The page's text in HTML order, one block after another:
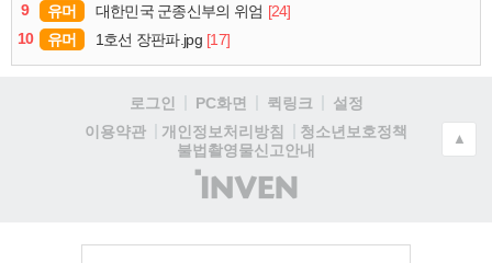
9
유머 대한민국 군종신부의 위엄 [24]
10
유머 1호선 장판파.jpg [17]
로그인 PC화면 퀵링크
설정
이용약관
개인정보처리방침
청소년보호정책
불법촬영물신고안내
(주)
인
▲